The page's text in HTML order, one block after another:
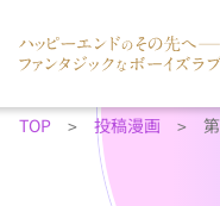
TOP 投稿漫画